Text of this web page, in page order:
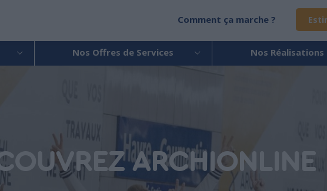
Comment ça marche ?
Nos Offres de Services Nos Réalisations
ARCHIONLINE